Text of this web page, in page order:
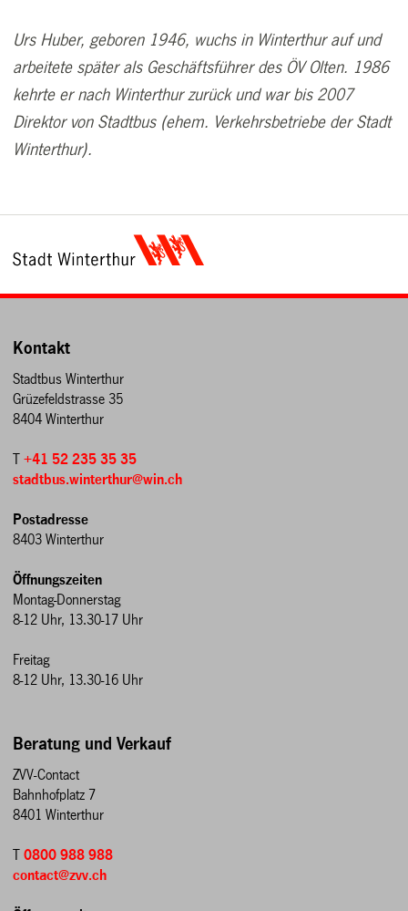
Urs Huber, geboren 1946, wuchs in Winterthur auf und
arbeitete später als Geschäftsführer des ÖV Olten. 1986
kehrte er nach Winterthur zurück und war bis 2007
Direktor von Stadtbus (ehem. Verkehrsbetriebe der Stadt
Winterthur).
Kontakt
Stadtbus Winterthur
Grüzefeldstrasse 35
8404 Winterthur
T+41 52 235 35 35
stadtbus.winterthur@win.ch
Postadresse
8403 Winterthur
Öffnungszeiten
Montag-Donnerstag
8-12 Uhr, 13.30-17 Uhr
Freitag
8-12 Uhr, 13.30-16 Uhr
Beratung und Verkauf
ZVV-Contact
Bahnhofplatz 7
8401 Winterthur
T0800 988 988
contact@zvv.ch